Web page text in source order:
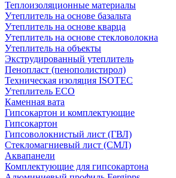
Теплоизоляционные материалы
Утеплитель на основе базальта
Утеплитель на основе кварца
Утеплитель на основе стекловолокна
Утеплитель на объекты
Экструдированный утеплитель
Пенопласт (пенополистирол)
Техническая изоляция ISOTEC
Утеплитель ECO
Каменная вата
Гипсокартон и комплектующие
Гипсокартон
Гипсоволокнистый лист (ГВЛ)
Стекломагниевый лист (СМЛ)
Аквапанели
Комплектующие для гипсокартона